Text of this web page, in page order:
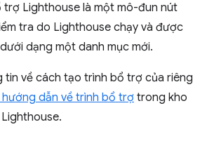
trợ Lighthouse là một mô-đun nút
tra do Lighthouse chạy và được
dạng một danh mục mới.
tin về cách tạo trình bổ trợ của riêng
hướng dẫn về trình bổ trợtrong kho